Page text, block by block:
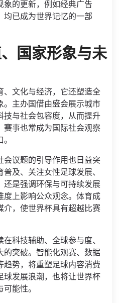
的更新，例如经典广告
已成为世界记忆的一部
国家形象与未
、文化与经济，它还塑造全
。主办国借由盛会展示城市
技与社会包容度，从而提升
赛事也常成为国际社会观察
会议题的引导作用也日益突
及、关注女性足球发展、
还是强调环保与可持续发展
度上影响公众观念。体育成
介，使世界杯具有超越比赛
科技辅助、全球参与度、
的突破。智能化观赛、数据
趋势，将重塑足球内容消费
球发展浪潮，也将让世界杯
能性。